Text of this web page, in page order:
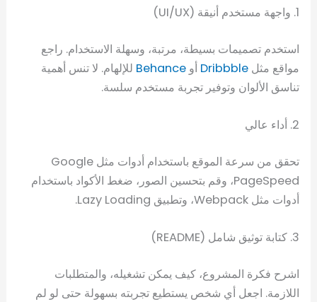
1. واجهة مستخدم أنيقة (UI/UX)
استخدم تصميمات بسيطة، مرتبة، وسهلة الاستخدام. راجع
مواقع مثلDribbble أوBehance للإلهام. لا تنس أهمية
تناسق الألوان وتوفير تجربة مستخدم سلسة.
2. أداء عالي
تحقق من سرعة الموقع باستخدام أدوات مثل Google
PageSpeed، وقم بتحسين الصور، ضغط الأكواد باستخدام
أدوات مثل Webpack، وتطبيق Lazy Loading.
3. كتابة توثيق شامل (README)
اشرح فكرة المشروع، كيف يمكن تشغيله، والمتطلبات
اللازمة. اجعل أي شخص يستطيع تجربته بسهولة حتى لو لم